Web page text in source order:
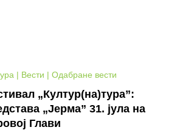
| Вести | Одабране вести
„Култур(на)тура”:
„Јерма” 31. јула на
Глави